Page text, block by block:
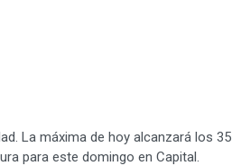
La máxima de hoy alcanzará los 35
para este domingo en Capital.